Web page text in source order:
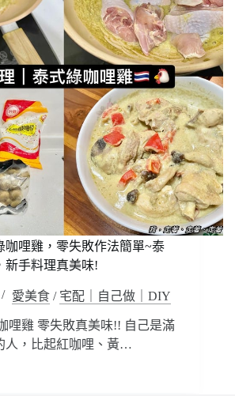
咖哩雞，零失敗作法簡單~泰
新手料理真美味!
愛美食 / 宅配｜自己做｜DIY
哩雞 零失敗真美味!! 自己是滿
人，比起紅咖哩、黃…